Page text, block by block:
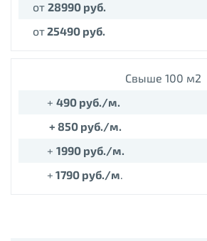
от 28990 руб.
от25490 руб.
Свыше 100 м2
+ 490 руб./м.
+ 850 руб./м.
+ 1990 руб./м.
+ 1790 руб./м.